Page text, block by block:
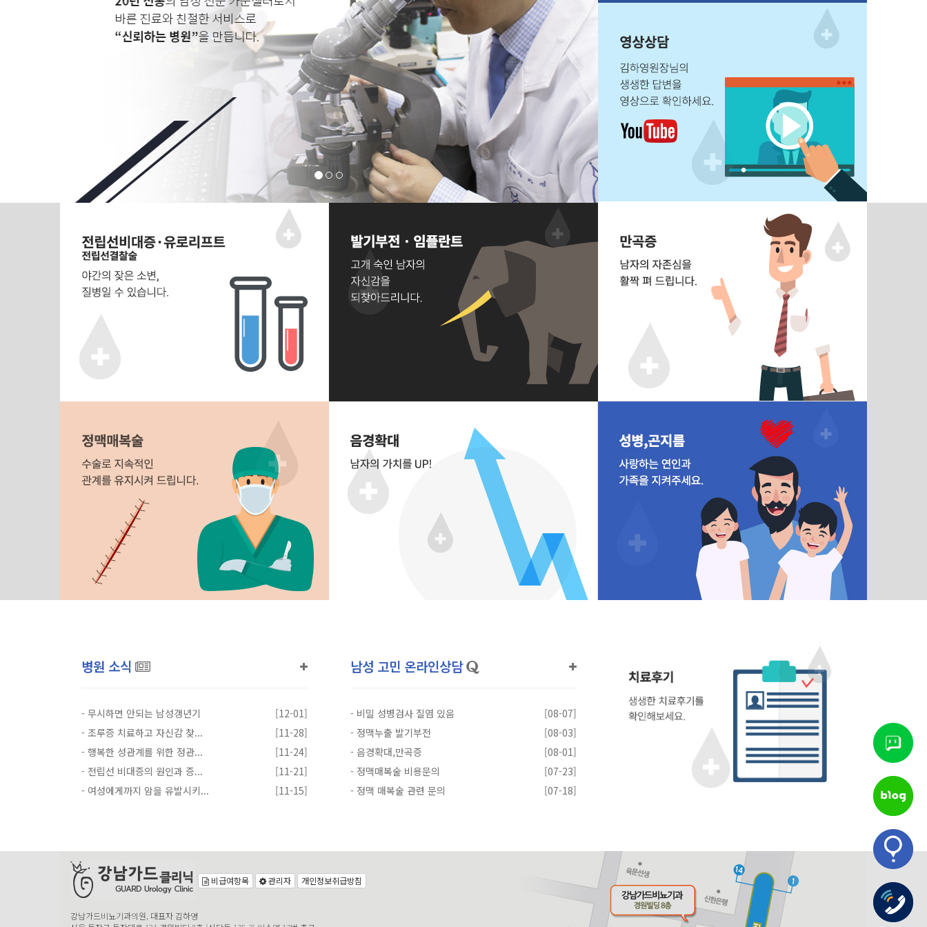
병원 소식
- 무시하면 안되는 남성갱년기
[12-01]
- 조루증 치료하고 자신감 찾...
[11-28]
- 행복한 성관계를 위한 정관...
[11-24]
- 전립선 비대증의 원인과 증...
[11-21]
- 여성에게까지 암을 유발시키... [11-15]
남성 고민 온라인상담
- 비밀 성병검사 질염 있음
[08-07]
- 정맥누출 발기부전
[08-03]
- 음경확대,만곡증
[08-01]
- 정맥매복술 비용문의
[07-23]
- 정맥 매복술 관련 문의 [07-18]
비급여항목 관리자 개인정보취급방침
강남가드비뇨기과의원, 대표자 김하영